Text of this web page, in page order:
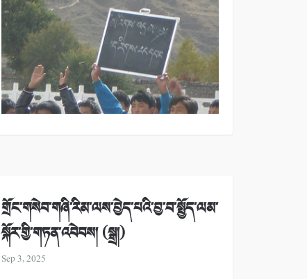
གྲོང་གསེབ་གཞི་རིམ་ལས་བྱེད་པའི་བྱ་བ་སྤྱོད་ལམ་
སྐོར་གྱི་གཏན་འབེབས། (སྒྲ།)
Sep 3, 2025